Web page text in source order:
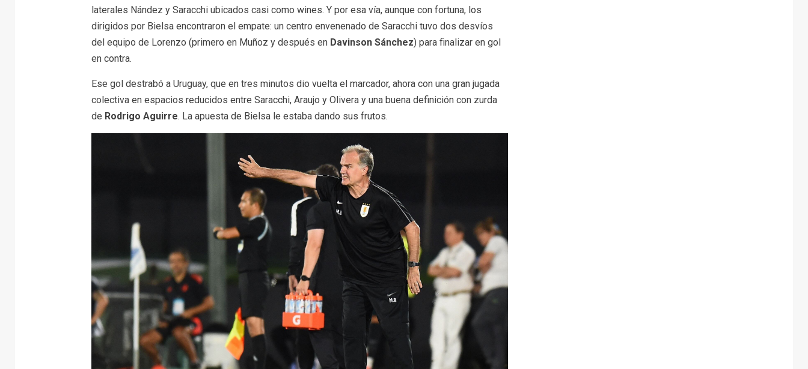
laterales Nández y Saracchi ubicados casi como wines. Y por esa vía, aunque con fortuna, los
dirigidos por Bielsa encontraron el empate: un centro envenenado de Saracchi tuvo dos desvíos
del equipo de Lorenzo (primero en Muñoz y después en Davinson Sánchez) para finalizar en gol
en contra.
Ese gol destrabó a Uruguay, que en tres minutos dio vuelta el marcador, ahora con una gran jugada
colectiva en espacios reducidos entre Saracchi, Araujo y Olivera y una buena definición con zurda
de Rodrigo Aguirre. La apuesta de Bielsa le estaba dando sus frutos.